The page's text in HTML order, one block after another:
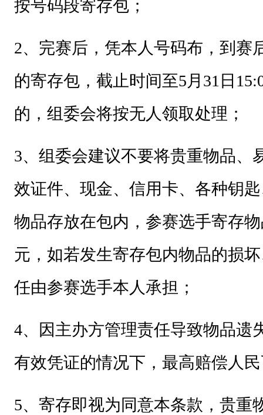
按号码段寄存包；
2、完赛后，凭本人号码布，到赛
的寄存包，截止时间至5月31日
的，组委会将按无人领取处理；
3、组委会建议不要将贵重物品、
效证件、现金、信用卡、各种钥
物品存放在包内，参赛选手寄存
元，如若发生寄存包内物品的损
任由参赛选手本人承担；
4、因主办方管理责任导致物品遗
有效凭证的情况下，最高赔偿人
5、寄存即视为同意本条款，贵重